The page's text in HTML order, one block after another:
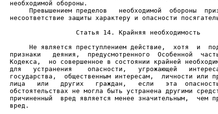
Превышением пределов   необходимой  обороны
несоответствие защиты характеру и опасности
                 Статья 14. Крайняя необходимость
Не является преступлением действие,  хотя  и
признаки   деяния,  предусмотренного  Особенной
Кодекса,  но совершенное в состоянии крайней
для   устранения    опасности,   угрожающей
государства,  общественным интересам,  личности или
лица   или   других   граждан,   если   эта
обстоятельствах не могла быть устранена другими
причиненный  вред является менее значительным,  чем
вред.